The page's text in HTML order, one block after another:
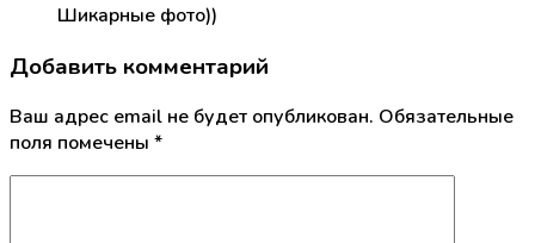
Шикарные фото))
Добавить комментарий
Ваш адрес email не будет опубликован. Обязательные
поля помечены *